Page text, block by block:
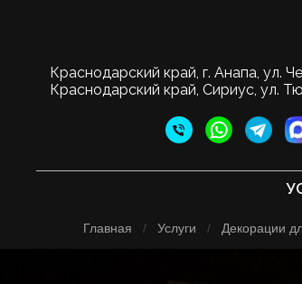
Краснодарский край, г. Анапа, ул.
Краснодарский край, Сириус, ул.
Главная / Услуги / Декорации